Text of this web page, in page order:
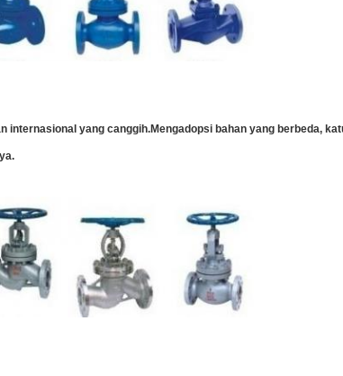
yang canggih.Mengadopsi bahan yang berbeda,